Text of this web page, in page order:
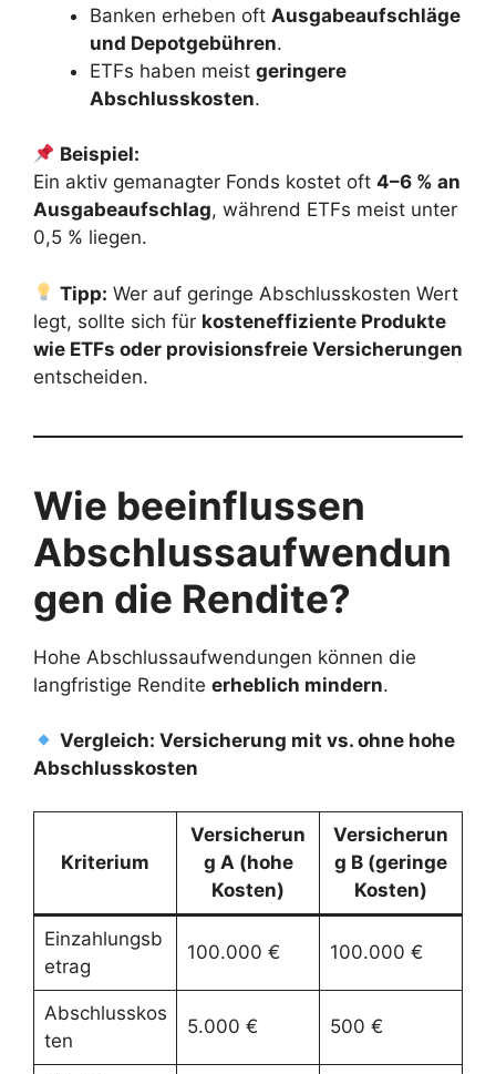
Banken erheben oft Ausgabeaufschläge
und Depotgebühren.
ETFs haben meist geringere
Abschlusskosten.
Beispiel:
Ein aktiv gemanagter Fonds kostet oft 4–6 % an
Ausgabeaufschlag, während ETFs meist unter
0,5 % liegen.
Tipp: Wer auf geringe Abschlusskosten Wert
legt, sollte sich für kosteneffiziente Produkte
wie ETFs oder provisionsfreie Versicherungen
entscheiden.
Wie beeinflussen
Abschlussaufwendun
gen die Rendite?
Hohe Abschlussaufwendungen können die
langfristige Rendite erheblich mindern.
Vergleich: Versicherung mit vs. ohne hohe
Abschlusskosten
Kriterium
Versicherun
g A (hohe
Kosten)
Versicherun
g B (geringe
Kosten)
Einzahlungsb
etrag
100.000 € 100.000 €
Abschlusskos
ten
5.000 € 500 €